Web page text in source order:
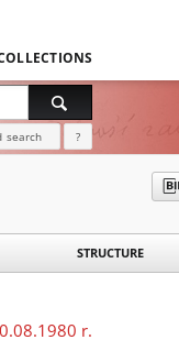
search ?
STRUCTURE
r.